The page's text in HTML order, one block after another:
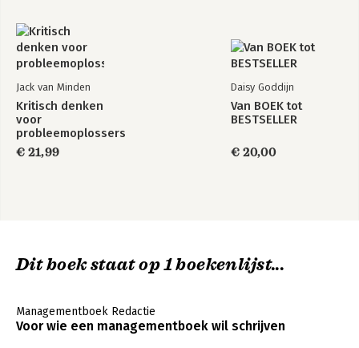
Jack van Minden
Kritisch denken
voor
probleemoplossers
€ 21,99
Daisy Goddijn
Van BOEK tot
BESTSELLER
€ 20,00
Dit boek staat op 1 boekenlijst...
Managementboek Redactie
Voor wie een managementboek wil schrijven